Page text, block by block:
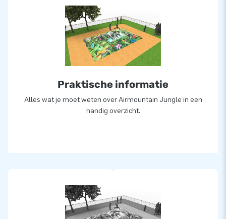
Wil je liever een airmountain in eigen kleuren of logo? Neem
dan contact op en laat ons in-house ontwerpteam er
vrijblijvend een voor jou ontwerpen!
Meer dan 15.000 klanten kozen ook voor JB
JB laat al meer dan 15 jaar mensen wereldwijd een gat in de
lucht springen. Vaak letterlijk. Ons team van designers,
ontwikkelaars en logistiek medewerkers leveren unieke
Praktische informatie
Alles wat je moet weten over Airmountain Jungle in een
handig overzicht.